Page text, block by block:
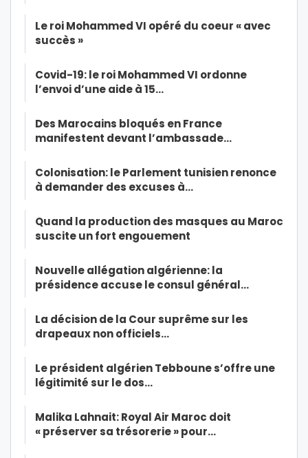
Le roi Mohammed VI opéré du coeur « avec
succès »
Covid-19: le roi Mohammed VI ordonne
l’envoi d’une aide à 15…
Des Marocains bloqués en France
manifestent devant l’ambassade…
Colonisation: le Parlement tunisien renonce
à demander des excuses à…
Quand la production des masques au Maroc
suscite un fort engouement
Nouvelle allégation algérienne: la
présidence accuse le consul général…
La décision de la Cour suprême sur les
drapeaux non officiels…
Le président algérien Tebboune s’offre une
légitimité sur le dos…
Malika Lahnait: Royal Air Maroc doit
« préserver sa trésorerie » pour…